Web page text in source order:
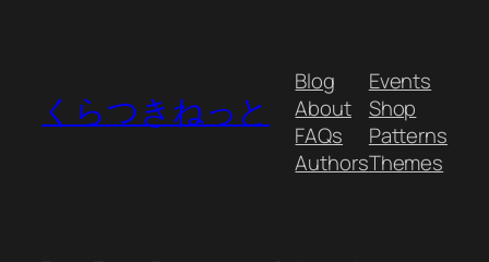
くらつきねっと
Blog
About
FAQs
Authors
Events
Shop
Patterns
Themes